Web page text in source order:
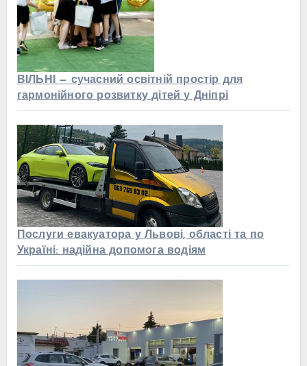
ВІЛЬНІ — сучасний освітній простір для
гармонійного розвитку дітей у Дніпрі
Послуги евакуатора у Львові, області та по
Україні: надійна допомога водіям